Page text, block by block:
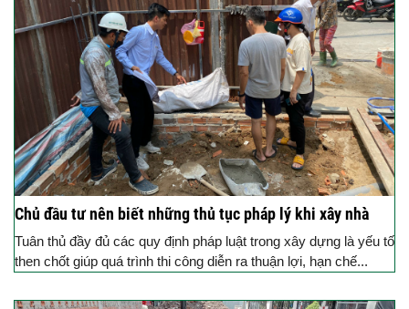
Chủ đầu tư nên biết những thủ tục pháp lý khi xây nhà
Tuân thủ đầy đủ các quy định pháp luật trong xây dựng là yếu tố
then chốt giúp quá trình thi công diễn ra thuận lợi, hạn chế...